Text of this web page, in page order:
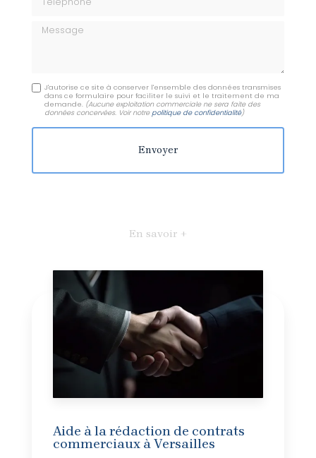
Message
J'autorise ce site à conserver l'ensemble des données transmises
dans ce formulaire pour faciliter le suivi et le traitement de ma
demande. (Aucune exploitation commerciale ne sera faite des
données concervées. Voir notrepolitique de confidentialité)
En savoir +
Aide à la rédaction de contrats
commerciaux à Versailles